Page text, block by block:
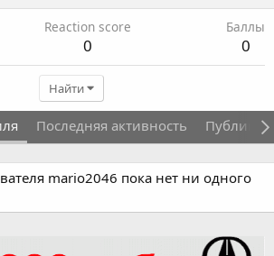
Reaction score
0
Баллы
0
Найти
Последняя активность
mario2046 пока нет ни одного